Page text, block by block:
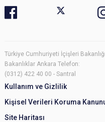
Türkiye Cumhuriyeti İçişleri Bakanlığı
Bakanlıklar Ankara Telefon:
(0312) 422 40 00 - Santral
Kullanım ve Gizlilik
Kişisel Verileri Koruma
Site Haritası